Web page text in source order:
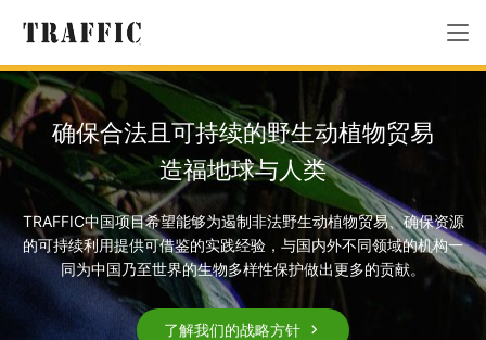
确保合法且可持续的野生动植物贸易
造福地球与人类
TRAFFIC中国项目希望能够为遏制非法野生动植物贸易、确保资源
的可持续利用提供可借鉴的实践经验，与国内外不同领域的机构一
同为中国乃至世界的生物多样性保护做出更多的贡献。
了解我们的战略方针